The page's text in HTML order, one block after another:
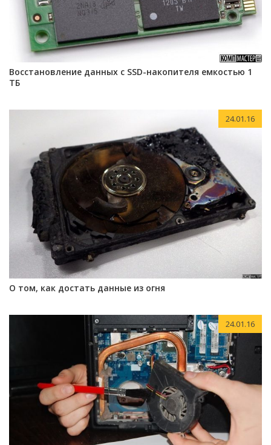
Восстановление данных с SSD-накопителя емкостью 1
ТБ
24.01.16
О том, как достать данные из огня
24.01.16